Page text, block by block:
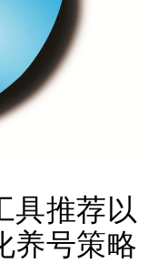
推荐以
养号策略